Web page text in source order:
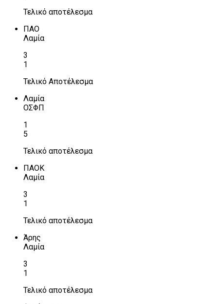
Τελικό αποτέλεσμα
ΠΑΟ
Λαμία
3
1
Τελικό Αποτέλεσμα
Λαμία
ΟΣΦΠ
1
5
Τελικό αποτέλεσμα
ΠΑΟΚ
Λαμία
3
1
Τελικό αποτέλεσμα
Άρης
Λαμία
3
1
Τελικό αποτέλεσμα